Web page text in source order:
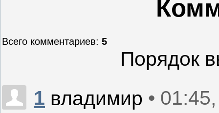
Всего комментариев: 5
Порядок
1 владимир •